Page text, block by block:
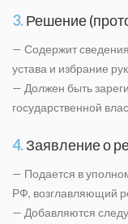
3.Решение
— Содержит
устава и избрание
— Должен быть
государственной
4.Заявление о
— Подается в
РФ, возглавляющий
— Добавляются